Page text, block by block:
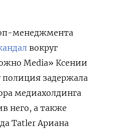
менеджмента
вокруг
Media» Ксении
полиция задержала
медиахолдинга
него, а также
Tatler Ариана